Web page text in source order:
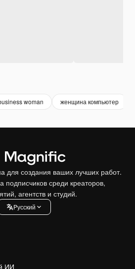
woman женщина компьютер
для создания ваших лучших работ.
подписчиков среди креаторов,
агентств и студий.
Pусский
ИИ